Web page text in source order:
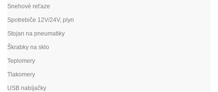
Snehové reťaze
Spotrebiče 12V/24V, plyn
Stojan na pneumatiky
Škrabky na sklo
Teplomery
Tlakomery
USB nabíjačky